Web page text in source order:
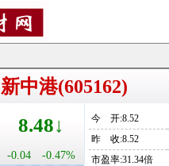
新中港(605162)
8.48↓
-0.04 -0.47%
今 开:8.52
昨
收:8.52
市盈率:31.34倍